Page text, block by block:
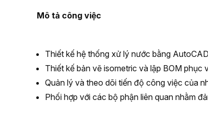
Mô tả công việc
Thiết kế hệ thống xử lý nước bằng
Thiết kế bản vẽ isometric và lập BOM phục
Quản lý và theo dõi tiến độ công việc của
Phối hợp với các bộ phận liên quan nhằm